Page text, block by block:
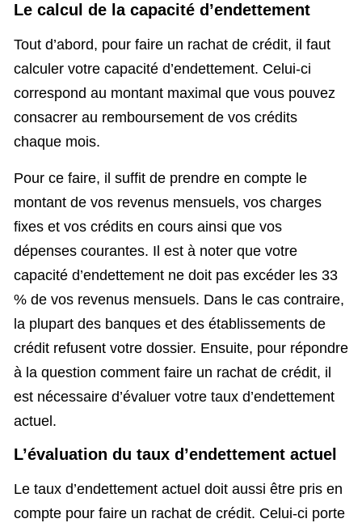
Le calcul de la capacité d’endettement
Tout d’abord, pour faire un rachat de crédit, il faut
calculer votre capacité d’endettement. Celui-ci
correspond au montant maximal que vous pouvez
consacrer au remboursement de vos crédits
chaque mois.
Pour ce faire, il suffit de prendre en compte le
montant de vos revenus mensuels, vos charges
fixes et vos crédits en cours ainsi que vos
dépenses courantes. Il est à noter que votre
capacité d’endettement ne doit pas excéder les 33
% de vos revenus mensuels. Dans le cas contraire,
la plupart des banques et des établissements de
crédit refusent votre dossier. Ensuite, pour répondre
à la question comment faire un rachat de crédit, il
est nécessaire d’évaluer votre taux d’endettement
actuel.
L’évaluation du taux d’endettement actuel
Le taux d’endettement actuel doit aussi être pris en
compte pour faire un rachat de crédit. Celui-ci porte